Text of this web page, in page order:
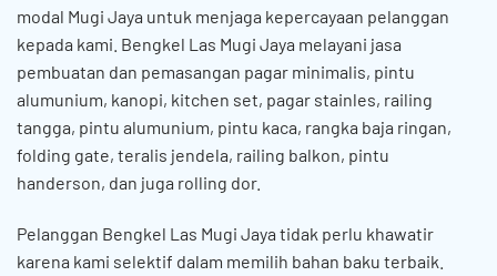
modal Mugi Jaya untuk menjaga kepercayaan pelanggan
kepada kami. Bengkel Las Mugi Jaya melayani jasa
pembuatan dan pemasangan pagar minimalis, pintu
alumunium, kanopi, kitchen set, pagar stainles, railing
tangga, pintu alumunium, pintu kaca, rangka baja ringan,
folding gate, teralis jendela, railing balkon, pintu
handerson, dan juga rolling dor.
Pelanggan Bengkel Las Mugi Jaya tidak perlu khawatir
karena kami selektif dalam memilih bahan baku terbaik.